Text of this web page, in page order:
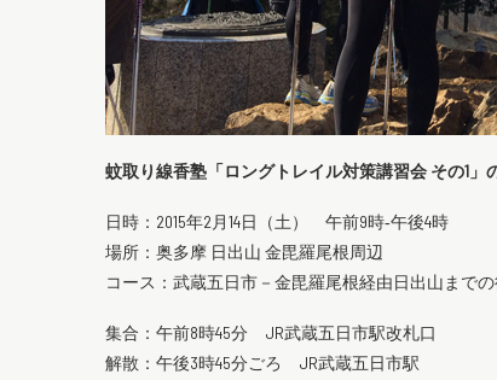
蚊取り線香塾「ロングトレイル対策講習会 その1」
日時：2015年2月14日（土） 午前9時‐午後4時
場所：奥多摩 日出山 金毘羅尾根周辺
コース：武蔵五日市－金毘羅尾根経由日出山まで
集合：午前8時45分 JR武蔵五日市駅改札口
解散：午後3時45分ごろ JR武蔵五日市駅